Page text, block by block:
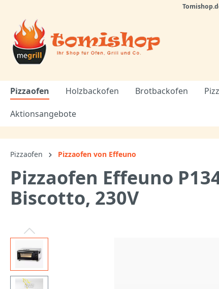
Pizzaofen Holzbackofen Brotbackofen
Aktionsangebote
Pizzaofen Pizzaofen von Effeuno
Pizzaofen Effeuno
Biscotto, 230V